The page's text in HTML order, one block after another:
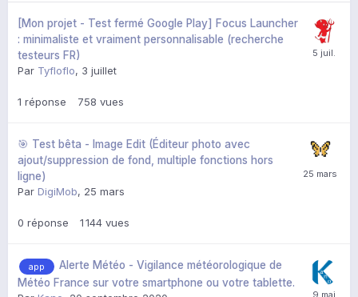
[Mon projet - Test fermé Google Play] Focus Launcher
: minimaliste et vraiment personnalisable (recherche
testeurs FR)
Par Tyfloflo, 3 juillet
1 réponse 758 vues
🎯 Test bêta - Image Edit (Éditeur photo avec
ajout/suppression de fond, multiple fonctions hors
ligne)
Par DigiMob, 25 mars
0 réponse 1 144 vues
app
Alerte Météo - Vigilance météorologique de
Météo France sur votre smartphone ou votre tablette.